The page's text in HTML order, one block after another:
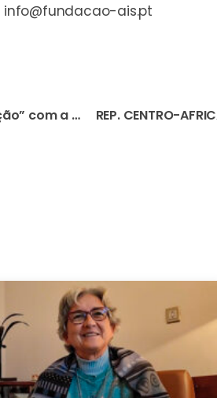
info@fundacao-ais.pt
NICARÁGUA: Papa manifesta “preocupação” com a condenação a 26 anos de prisão de D. Rolando Álvarez